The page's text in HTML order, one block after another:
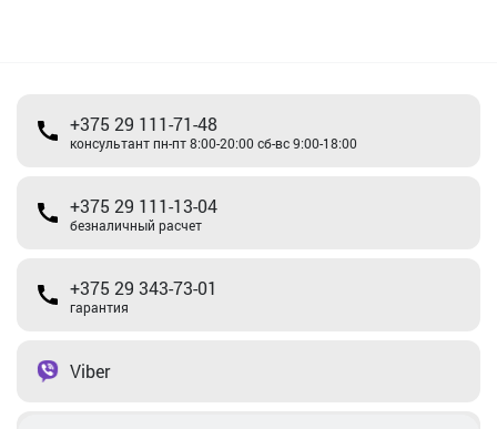
+375 29 111-71-48
консультант пн-пт 8:00-20:00 сб-вс 9:00-18:00
+375 29 111-13-04
безналичный расчет
+375 29 343-73-01
гарантия
Viber